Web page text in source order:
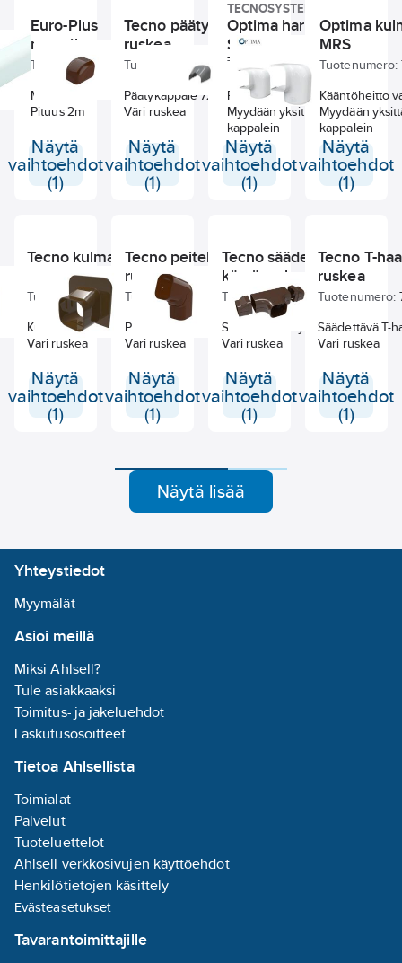
Euro-Plus
muovikouru
Tuotenumero: 68010044
Muovikouru 80 x 60 mm
Pituus 2m
Näytä
vaihtoehdot
(1)
Tecno päätykappale
ruskea
Tuotenumero: 767002292
Päätykappale 72 mm
Väri ruskea
Näytä
vaihtoehdot
(1)
TECNOSYSTEMI
Optima harmaa
Supistuskappale
TS
Tuotenumero: 69362101
Päätysupistus
Myydään yksittäin
kappalein
Näytä
vaihtoehdot
(1)
Optima
MRS
Tuotenumero:
Kääntöheitto
Myydään
kappalein
Näytä
vaihtoehdot
(1)
Tecno kulma ruskea
Tuotenumero: 767002280
Kulmakappale 72 mm
Väri ruskea
Näytä
vaihtoehdot
(1)
Tecno peitelevy TA
ruskea
Tuotenumero: 767002274
Peitelevy 72 mm
Väri ruskea
Näytä
vaihtoehdot
(1)
Tecno säädettävä
käyrä ruskea
Tuotenumero: 767002278
Säädettävä käyrä 72 mm
Väri ruskea
Näytä
vaihtoehdot
(1)
Tecno T-
ruskea
Tuotenumero:
Säädettävä T-
Väri ruskea
Näytä
vaihtoehdot
(1)
Näytä lisää
Yhteystiedot
Myymälät
Asioi meillä
Miksi Ahlsell?
Tule asiakkaaksi
Toimitus- ja jakeluehdot
Laskutusosoitteet
Tietoa Ahlsellista
Toimialat
Palvelut
Tuoteluettelot
Ahlsell verkkosivujen käyttöehdot
Henkilötietojen käsittely
Evästeasetukset
Tavarantoimittajille